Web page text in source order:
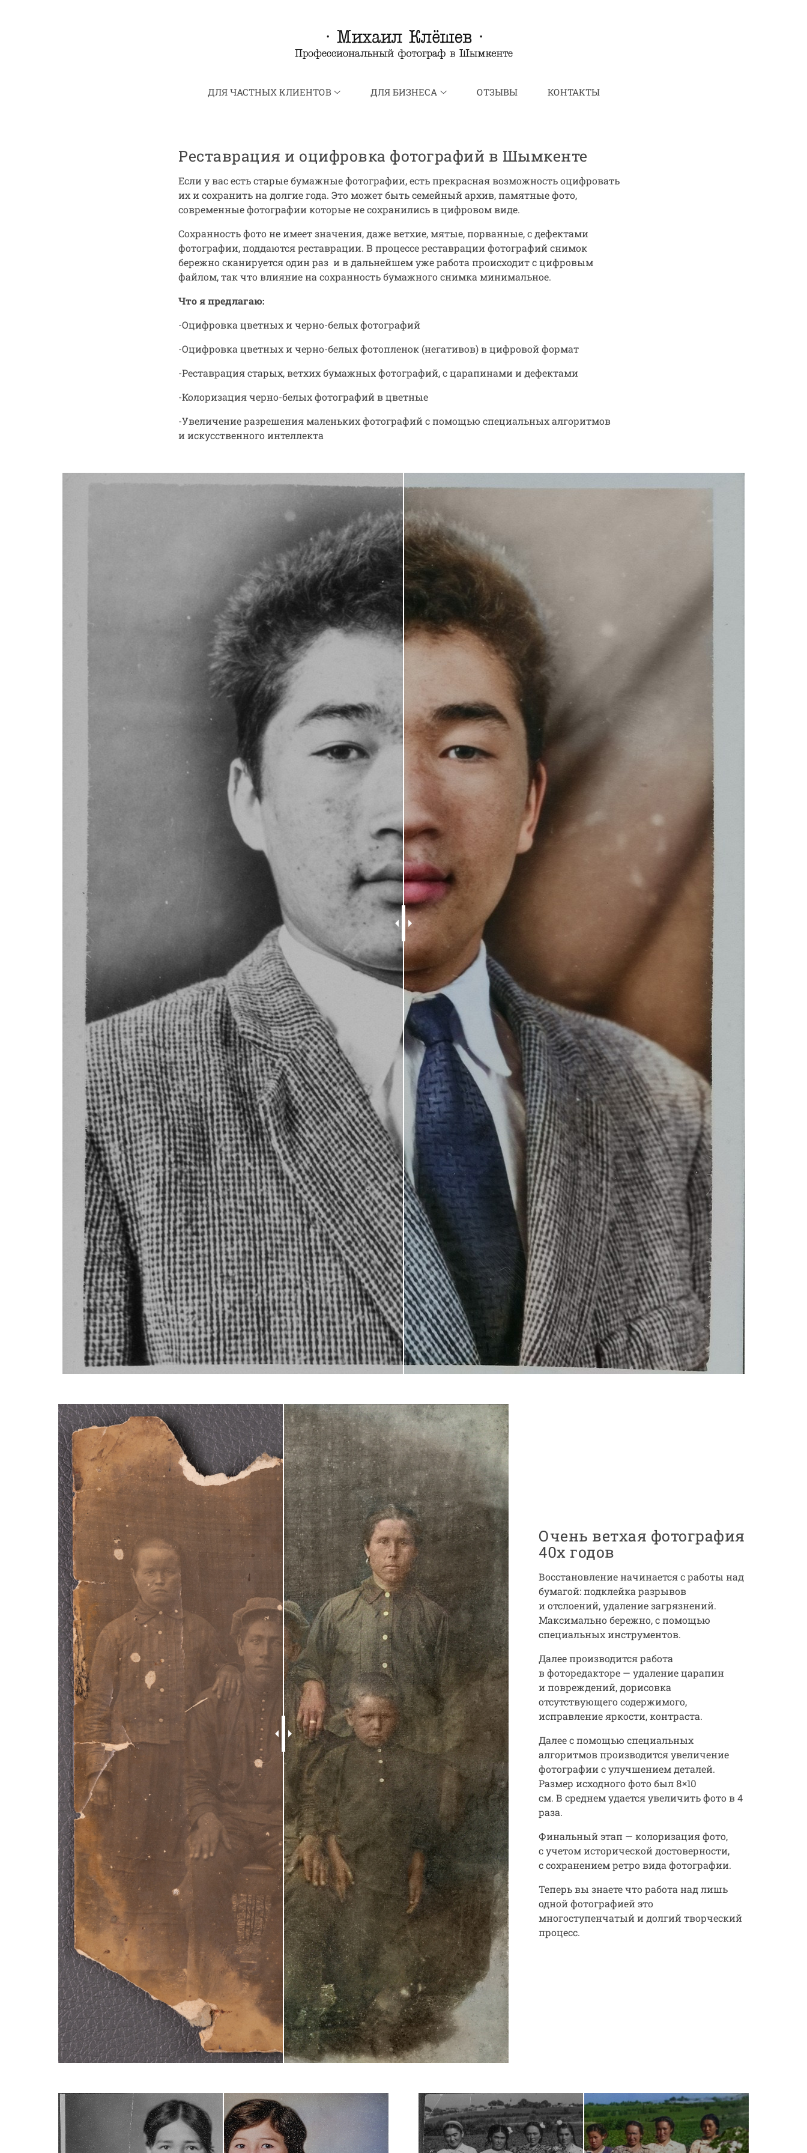
ДЛЯ ЧАСТНЫХ КЛИЕНТОВ ДЛЯ БИЗНЕСА ОТЗЫВЫ КОНТАКТЫ
Реставрация и оцифровка фотографий в Шымкенте
Если у вас есть старые бумажные фотографии, есть прекрасная возможность оцифровать
их и сохранить на долгие года. Это может быть семейный архив, памятные фото,
современные фотографии которые не сохранились в цифровом виде.
Сохранность фото не имеет значения, даже ветхие, мятые, порванные, с дефектами
фотографии, поддаются реставрации. В процессе реставрации фотографий снимок
бережно сканируется один раз и в дальнейшем уже работа происходит с цифровым
файлом, так что влияние на сохранность бумажного снимка минимальное.
Что я предлагаю:
-Оцифровка цветных и черно-белых фотографий
-Оцифровка цветных и черно-белых фотопленок (негативов) в цифровой формат
-Реставрация старых, ветхих бумажных фотографий, с царапинами и дефектами
-Колоризация черно-белых фотографий в цветные
-Увеличение разрешения маленьких фотографий с помощью специальных алгоритмов
и искусственного интеллекта
Очень ветхая фотография
40х годов
Восстановление начинается с работы над
бумагой: подклейка разрывов
и отслоений, удаление загрязнений.
Максимально бережно, с помощью
специальных инструментов.
Далее производится работа
в фоторедакторе — удаление царапин
и повреждений, дорисовка
отсутствующего содержимого,
исправление яркости, контраста.
Далее с помощью специальных
алгоритмов производится увеличение
фотографии с улучшением деталей.
Размер исходного фото был 8×10
см. В среднем удается увеличить фото в 4
раза.
Финальный этап — колоризация фото,
с учетом исторической достоверности,
с сохранением ретро вида фотографии.
Теперь вы знаете что работа над лишь
одной фотографией это
многоступенчатый и долгий творческий
процесс.